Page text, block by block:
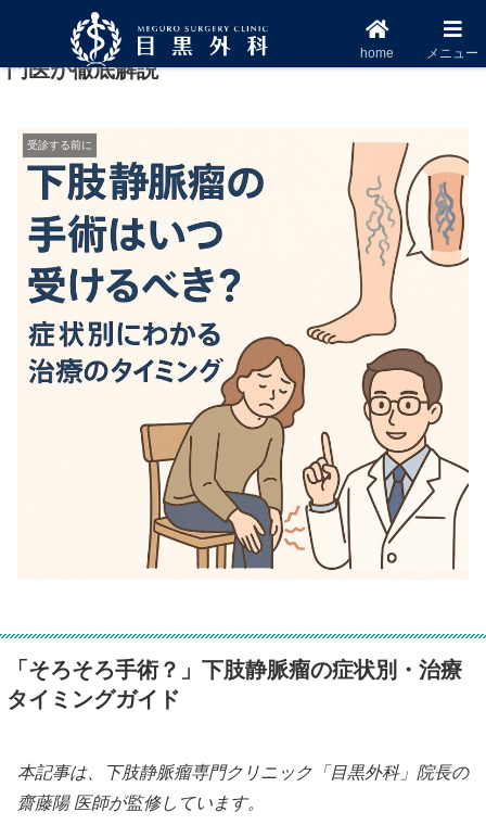
下肢静脈瘤の手術タイミングとは？症状別に専
門医が徹底解説
受診する前に
「そろそろ手術？」下肢静脈瘤の症状別・治療
タイミングガイド
本記事は、下肢静脈瘤専門クリニック「目黒外科」院長の
齋藤陽 医師が監修しています。
home メニュー